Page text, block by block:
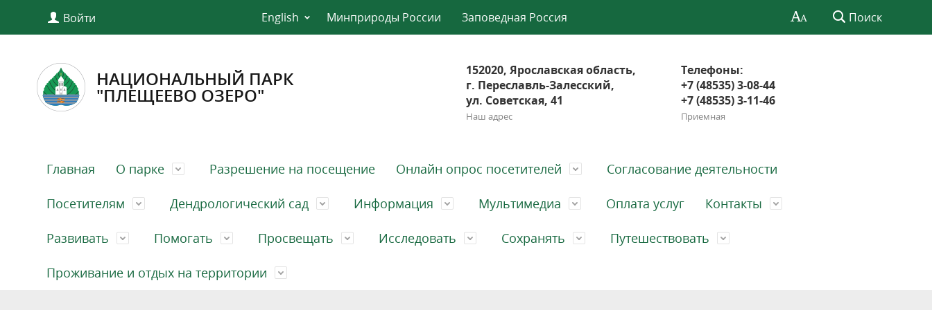
Войти English Минприроды России Заповедная Россия Поиск
НАЦИОНАЛЬНЫЙ ПАРК
"ПЛЕЩЕЕВО ОЗЕРО"
152020, Ярославская область,
г. Переславль-Залесский,
ул. Советская, 41
Наш адрес
Телефоны:
+7 (48535) 3-08-44
+7 (48535) 3-11-46
Приемная
Главная О парке Разрешение на посещение Онлайн опрос посетителей Согласование деятельности
Посетителям Дендрологический сад Информация Мультимедиа Оплата услуг Контакты
Развивать Помогать Просвещать Исследовать Сохранять Путешествовать
Проживание и отдых на территории